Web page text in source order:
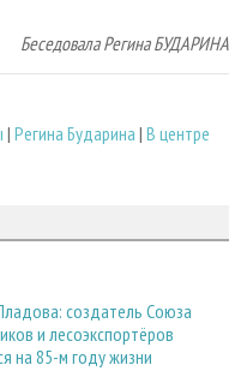
Беседовала Регина БУДАРИНА
| Регина Бударина | В центре
создатель Союза
и лесоэкспортёров
на 85-м году жизни